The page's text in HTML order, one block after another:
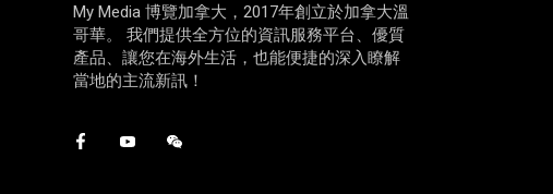
My Media 博覽加拿大，2017年創立於加拿大溫
哥華。 我們提供全方位的資訊服務平台、優質
產品、讓您在海外生活，也能便捷的深入瞭解
當地的主流新訊！